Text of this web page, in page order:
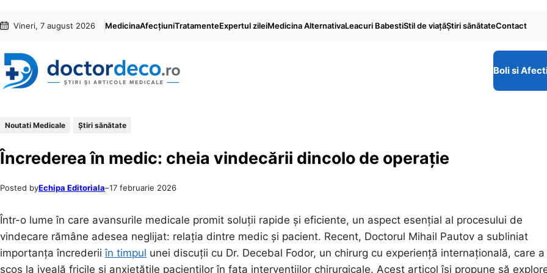
conținut
content
Vineri, 7 august 2026 MedicinaAfecțiuniTratamenteExpertul zileiMedicina AlternativaLeacuri BabestiStil de viaţăŞtiri sănătateContact
Boli si
Noutati Medicale Ştiri sănătate
Încrederea în medic: cheia vindecării dincolo de operație
Posted byEchipa Editoriala–17 februarie 2026
Într-o lume în care avansurile medicale promit soluții rapide și eficiente, un aspect esențial al procesului de
vindecare rămâne adesea neglijat: relația dintre medic și pacient. Recent, Doctorul Mihail Pautov a subliniat
importanța încrederiiîn timpul unei discuții cu Dr. Decebal Fodor, un chirurg cu experiență internațională, care a
scos la iveală fricile și anxietățile pacienților în fața intervențiilor chirurgicale. Acest articol își propune să